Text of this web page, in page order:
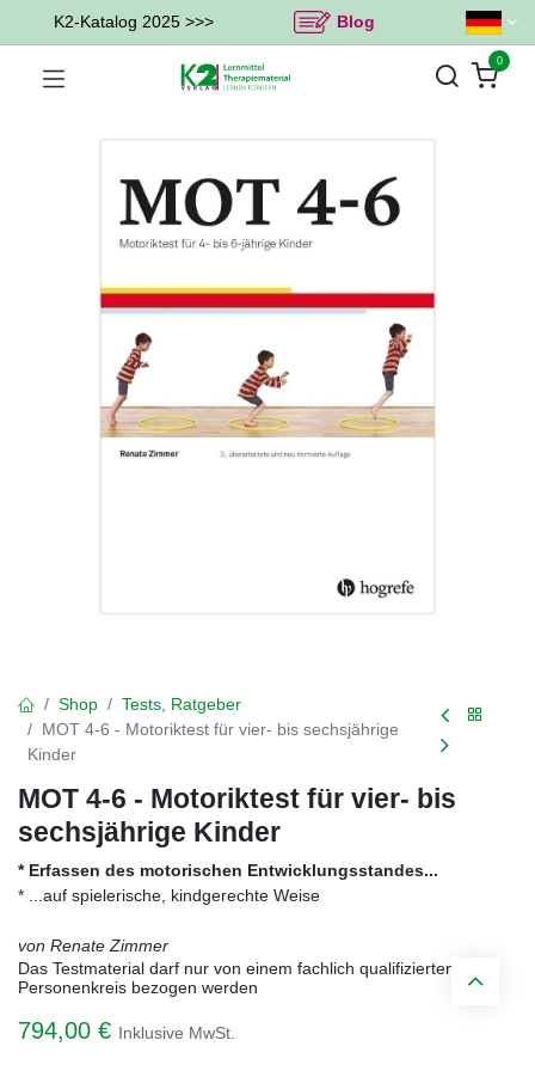
K2-Katalog 2025 >>> Blog
0
Shop
Tests, Ratgeber
MOT 4-6 - Motoriktest für vier- bis sechsjährige
Kinder
MOT 4-6 - Motoriktest für vier- bis
sechsjährige Kinder
* Erfassen des motorischen Entwicklungsstandes...
* ...auf spielerische, kindgerechte Weise
von Renate Zimmer
Das Testmaterial darf nur von einem fachlich qualifizierten
Personenkreis bezogen werden
794,00 € Inklusive MwSt.